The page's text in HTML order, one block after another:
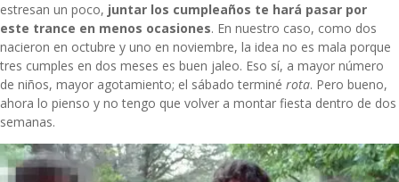
estresan un poco, juntar los cumpleaños te hará pasar por
este trance en menos ocasiones. En nuestro caso, como dos
nacieron en octubre y uno en noviembre, la idea no es mala porque
tres cumples en dos meses es buen jaleo. Eso sí, a mayor número
de niños, mayor agotamiento; el sábado terminé rota. Pero bueno,
ahora lo pienso y no tengo que volver a montar fiesta dentro de dos
semanas.